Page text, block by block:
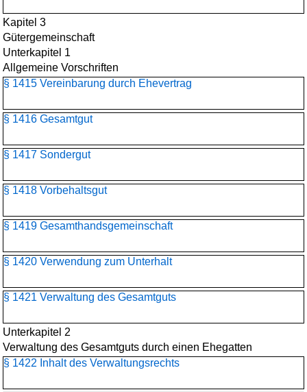
Kapitel 3
Gütergemeinschaft
Unterkapitel 1
Allgemeine Vorschriften
§ 1415 Vereinbarung durch Ehevertrag
§ 1416 Gesamtgut
§ 1417 Sondergut
§ 1418 Vorbehaltsgut
§ 1419 Gesamthandsgemeinschaft
§ 1420 Verwendung zum Unterhalt
§ 1421 Verwaltung des Gesamtguts
Unterkapitel 2
Verwaltung des Gesamtguts durch einen Ehegatten
§ 1422 Inhalt des Verwaltungsrechts